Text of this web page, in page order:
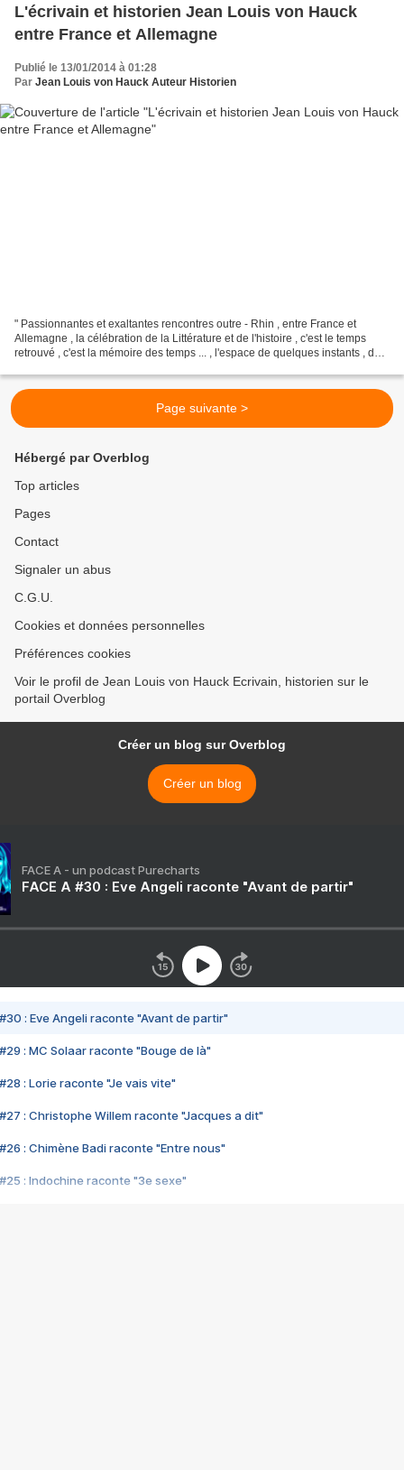
L'écrivain et historien Jean Louis von Hauck
entre France et Allemagne
Publié le 13/01/2014 à 01:28
Par Jean Louis von Hauck Auteur Historien
" Passionnantes et exaltantes rencontres outre - Rhin , entre France et
Allemagne , la célébration de la Littérature et de l'histoire , c'est le temps
retrouvé , c'est la mémoire des temps ... , l'espace de quelques instants , de
Page suivante >
Hébergé par Overblog
Top articles
Pages
Contact
Signaler un abus
C.G.U.
Cookies et données personnelles
Préférences cookies
Voir le profil de Jean Louis von Hauck Ecrivain, historien sur le
portail Overblog
Créer un blog sur Overblog
Créer un blog
FACE A - un podcast Purecharts
FACE A #30 : Eve Angeli raconte "Avant de partir"
#30 : Eve Angeli raconte "Avant de partir"
#29 : MC Solaar raconte "Bouge de là"
#28 : Lorie raconte "Je vais vite"
#27 : Christophe Willem raconte "Jacques a dit"
#26 : Chimène Badi raconte "Entre nous"
#25 : Indochine raconte "3e sexe"